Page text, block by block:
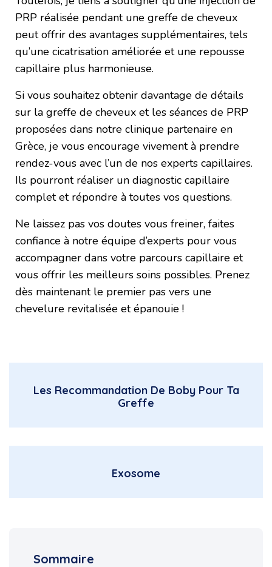
PRP réalisée pendant une greffe de cheveux
peut offrir des avantages supplémentaires, tels
qu’une cicatrisation améliorée et une repousse
capillaire plus harmonieuse.
Si vous souhaitez obtenir davantage de détails
sur la greffe de cheveux et les séances de PRP
proposées dans notre clinique partenaire en
Grèce, je vous encourage vivement à prendre
rendez-vous avec l’un de nos experts capillaires.
Ils pourront réaliser un diagnostic capillaire
complet et répondre à toutes vos questions.
Ne laissez pas vos doutes vous freiner, faites
confiance à notre équipe d’experts pour vous
accompagner dans votre parcours capillaire et
vous offrir les meilleurs soins possibles. Prenez
dès maintenant le premier pas vers une
chevelure revitalisée et épanouie !
Les Recommandation De Boby Pour Ta
Greffe
Exosome
Sommaire